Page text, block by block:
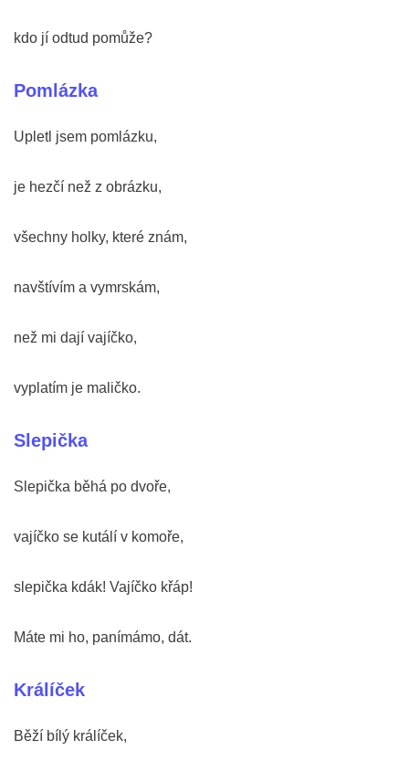
kdo jí odtud pomůže?
Pomlázka
Upletl jsem pomlázku,
je hezčí než z obrázku,
všechny holky, které znám,
navštívím a vymrskám,
než mi dají vajíčko,
vyplatím je maličko.
Slepička
Slepička běhá po dvoře,
vajíčko se kutálí v komoře,
slepička kdák! Vajíčko křáp!
Máte mi ho, panímámo, dát.
Králíček
Běží bílý králíček,